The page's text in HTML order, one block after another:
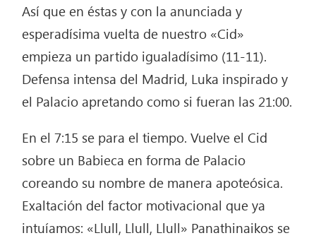
Así que en éstas y con la anunciada y
esperadísima vuelta de nuestro «Cid»
empieza un partido igualadísimo (11-11).
Defensa intensa del Madrid, Luka inspirado y
el Palacio apretando como si fueran las 21:00.
En el 7:15 se para el tiempo. Vuelve el Cid
sobre un Babieca en forma de Palacio
coreando su nombre de manera apoteósica.
Exaltación del factor motivacional que ya
intuíamos: «Llull, Llull, Llull» Panathinaikos se